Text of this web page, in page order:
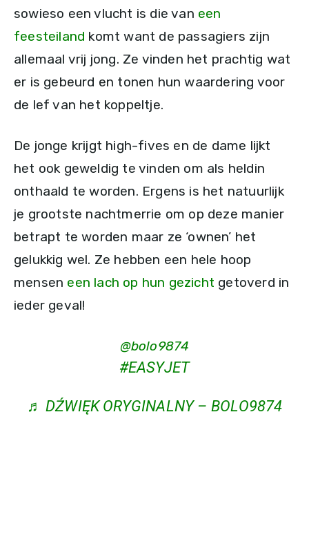
sowieso een vlucht is die van een
feesteiland komt want de passagiers zijn
allemaal vrij jong. Ze vinden het prachtig wat
er is gebeurd en tonen hun waardering voor
de lef van het koppeltje.
De jonge krijgt high-fives en de dame lijkt
het ook geweldig te vinden om als heldin
onthaald te worden. Ergens is het natuurlijk
je grootste nachtmerrie om op deze manier
betrapt te worden maar ze ‘ownen’ het
gelukkig wel. Ze hebben een hele hoop
mensen een lach op hun gezicht getoverd in
ieder geval!
@bolo9874
#EASYJET
♬ DŹWIĘK ORYGINALNY – BOLO9874